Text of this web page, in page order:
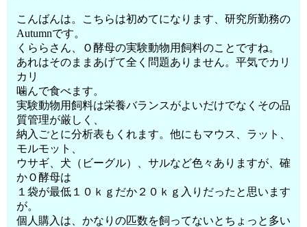
こんばんは。こちらは初めてになります、研究所勤務の
Autumnです。
くららさん、Ｏ酵母の実験動物用飼料のことですね。
あれはそのままあげて全く問題ありません。平気でカリ
カリ
噛んで食べます。
実験動物用飼料は栄養バランスがよいだけでなくその品
質管理が厳しく、
納入ごとに分析表もくれます。他にもマウス、ラット、
モルモット、
ウサギ、犬（ビーグル）、サルなど色々ありますが、確
かＯ酵母は
１袋が最低１０ｋｇだか２０ｋｇ入りだったと思います
が。
個人購入は、かなりの匹数を飼ってないとちょっと多い